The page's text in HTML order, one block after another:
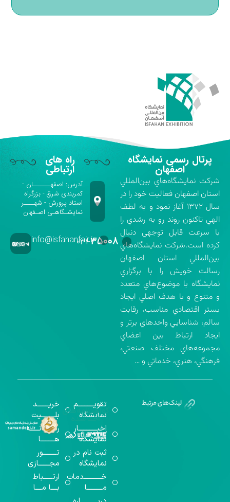
پرتال رسمی نمایشگاه
اصفهان
شركت نمايشگاه‌هاي بين‌المللي
استان اصفهان فعاليت خود را در
سال ۱۳۷۲ آغاز نمود و به لطف
الهي تاكنون روند رو به رشدي را
با سرعت قابل توجهي دنبال
كرده است.شركت نمايشگاه‌هاي
بين‌المللي استان اصفهان
رسالت خويش را با برگزاري
نمايشگاه با موضوع‌هاي متعدد
و متنوع و با هدف اصلي ايجاد
بستر اقتصادي مناسب، رقابت
سالم، شناسايي واحدهاي برتر و
ايجاد ارتباط بين اعضاي
مجموعه‌هاي مختلف صنعتي،
فرهنگي، هنري، خدماتي و …
راه های
ارتباطی
آدرس: اصفهـــــــان -
کمربندی شرق - بزرگراه
استاد پرورش - شهــــر
نمایشـگاهـی اصـفهان
۰۳۱-۳۵۰۰۸info@isfahanfair.ir
تقویــــــــــم
نمایشگاه
اخبــــــــــــار
نمایشگاه
ثبت نام در
نمایشگاه
خـــــــــــدمات
مــــــــــا
خریـــــــد
بلـــــــــیت
رســـــانــــــه
هـــــــــا
تـــــــــور
مجـــــــازی
ارتــــــباط
بــــا مــــا
گواهینامه‌های
اخذ شده